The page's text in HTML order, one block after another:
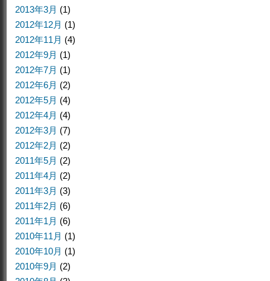
2013年3月 (1)
2012年12月 (1)
2012年11月 (4)
2012年9月 (1)
2012年7月 (1)
2012年6月 (2)
2012年5月 (4)
2012年4月 (4)
2012年3月 (7)
2012年2月 (2)
2011年5月 (2)
2011年4月 (2)
2011年3月 (3)
2011年2月 (6)
2011年1月 (6)
2010年11月 (1)
2010年10月 (1)
2010年9月 (2)